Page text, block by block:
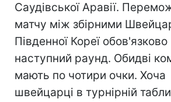
Саудівської Аравії.
матчу між збірними
Південної Кореї
наступний раунд. Обидві
мають по чотири очки. Хоча
швейцарці в турнірній